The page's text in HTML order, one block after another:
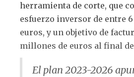
herramienta de corte, que
esfuerzo inversor de entre
euros, y un objetivo de
millones de euros al final
El plan 2023-2026